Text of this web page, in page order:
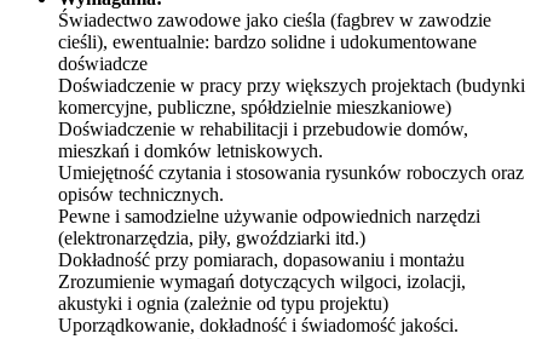
Świadectwo zawodowe jako cieśla (fagbrev w zawodzie
cieśli), ewentualnie: bardzo solidne i udokumentowane
doświadcze
Doświadczenie w pracy przy większych projektach (budynki
komercyjne, publiczne, spółdzielnie mieszkaniowe)
Doświadczenie w rehabilitacji i przebudowie domów,
mieszkań i domków letniskowych.
Umiejętność czytania i stosowania rysunków roboczych oraz
opisów technicznych.
Pewne i samodzielne używanie odpowiednich narzędzi
(elektronarzędzia, piły, gwoździarki itd.)
Dokładność przy pomiarach, dopasowaniu i montażu
Zrozumienie wymagań dotyczących wilgoci, izolacji,
akustyki i ognia (zależnie od typu projektu)
Uporządkowanie, dokładność i świadomość jakości.